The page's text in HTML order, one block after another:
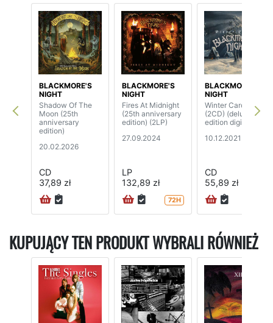
BLACKMORE'S
NIGHT
Shadow Of The
Moon (25th
anniversary
edition)
20.02.2026
CD
37,89 zł
BLACKMORE'S
NIGHT
Fires At Midnight
(25th anniversary
edition) (2LP)
27.09.2024
LP
132,89 zł
72H
BLACKMORE'S
NIGHT
Winter Carols
(2CD) (deluxe
edition digipak)
10.12.2021
CD
55,89 zł
KUPUJĄCY TEN PRODUKT WYBRALI RÓWNIEŻ